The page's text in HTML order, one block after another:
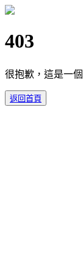
403
很抱歉，這是一
返回首頁